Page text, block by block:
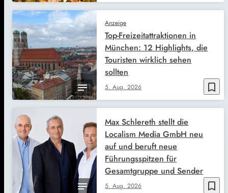
bookmark_border
Anzeige
5. Aug. 2026
Top-Freizeitattraktionen in
München: 12 Highlights, die
Touristen wirklich sehen
sollten
bookmark_border
5. Aug. 2026
Max Schlereth stellt die
Localism Media GmbH neu
auf und beruft neue
Führungsspitzen für
Gesamtgruppe und Sender